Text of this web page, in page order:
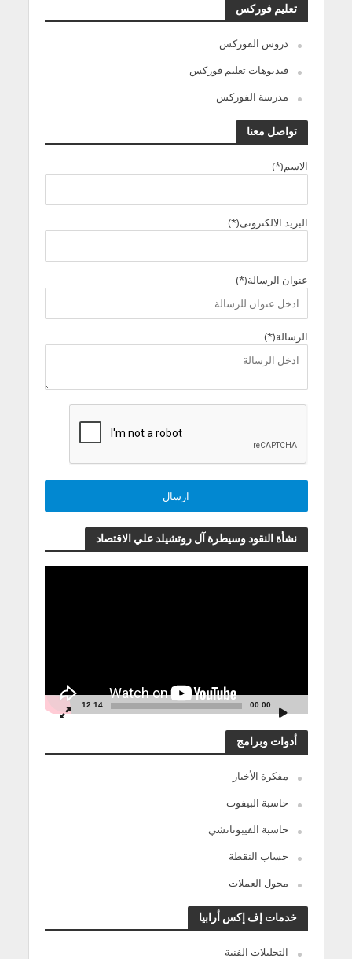
تعليم فوركس
دروس الفوركس
فيديوهات تعليم فوركس
مدرسة الفوركس
تواصل معنا
الاسم(*)
البريد الالكترونى(*)
عنوان الرسالة(*)
الرسالة(*)
نشأة النقود وسيطرة آل روتشيلد علي الاقتصاد
00:00
12:14
أدوات وبرامج
مفكرة الأخبار
حاسبة البيفوت
حاسبة الفيبوناتشي
حساب النقطة
محول العملات
خدمات إف إكس أرابيا
التحليلات الفنية